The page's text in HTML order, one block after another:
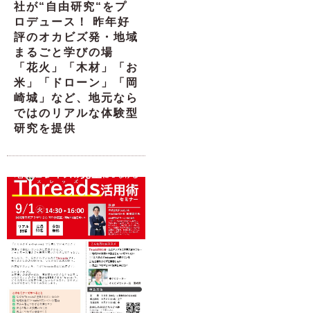
社が“自由研究“をプ
ロデュース！ 昨年好
評のオカビズ発・地域
まるごと学びの場
「花火」「木材」「お
米」「ドローン」「岡
崎城」など、地元なら
ではのリアルな体験型
研究を提供